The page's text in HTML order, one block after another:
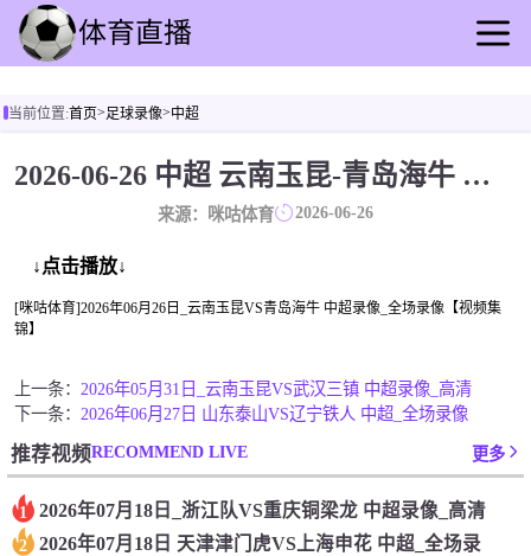
足球直播
足球速报
篮球新闻
其他转播
当前位置:首页>足球录像>中超
2026-06-26 中超 云南玉昆-青岛海牛 录像[咪咕体育]
来源：咪咕体育 2026-06-26
↓点击播放↓
[咪咕体育]2026年06月26日_云南玉昆VS青岛海牛 中超录像_全场录像【视频集
锦】
上一条： 2026年05月31日_云南玉昆VS武汉三镇 中超录像_高清
下一条： 2026年06月27日 山东泰山VS辽宁铁人 中超_全场录像
推荐视频RECOMMEND LIVE 更多
1 2026年07月18日_浙江队VS重庆铜梁龙 中超录像_高清
2 2026年07月18日 天津津门虎VS上海申花 中超_全场录